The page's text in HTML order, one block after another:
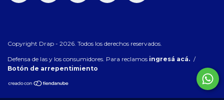
Copyright Drap - 2026. Todos los derechos reservados.
Defensa de las y los consumidores. Para reclamos ingresá acá. /
Botón de arrepentimiento